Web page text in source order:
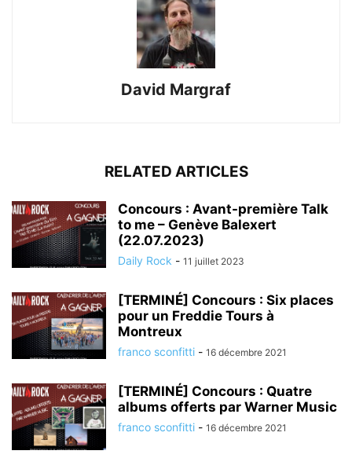
David Margraf
RELATED ARTICLES
Concours : Avant-première Talk
to me – Genève Balexert
(22.07.2023)
Daily Rock - 11 juillet 2023
[TERMINÉ] Concours : Six places
pour un Freddie Tours à
Montreux
franco sconfitti - 16 décembre 2021
[TERMINÉ] Concours : Quatre
albums offerts par Warner Music
franco sconfitti - 16 décembre 2021